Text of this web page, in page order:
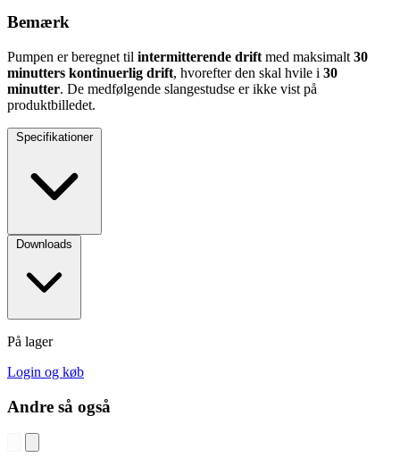
Bemærk
Pumpen er beregnet til intermitterende drift med maksimalt 30
minutters kontinuerlig drift, hvorefter den skal hvile i 30
minutter. De medfølgende slangestudse er ikke vist på
produktbilledet.
Specifikationer
Downloads
På lager
Login og køb
Andre så også